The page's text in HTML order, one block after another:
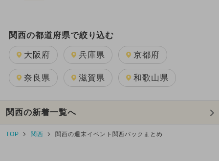
関西の都道府県で絞り込む
大阪府 兵庫県 京都府
奈良県 滋賀県 和歌山県
関西の新着一覧へ
TOP 関西 関西の週末イベント関西パックまとめ